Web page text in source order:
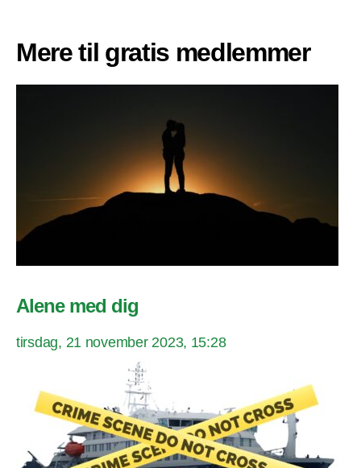
Mere til gratis medlemmer
Alene med dig
tirsdag, 21 november 2023, 15:28